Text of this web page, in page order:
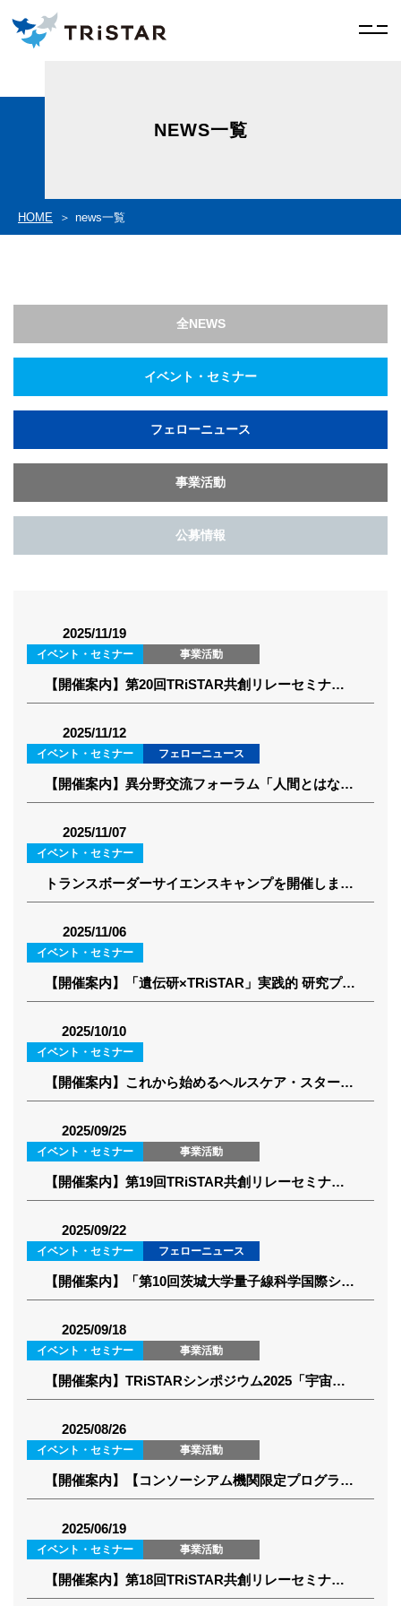
NEWS一覧
HOME news一覧
全NEWS
イベント・セミナー
フェローニュース
事業活動
公募情報
2025/11/19
イベント・セミナー 事業活動
【開催案内】第20回TRiSTAR共創リレーセミナー(2025年12月17日)
2025/11/12
イベント・セミナー フェローニュース
【開催案内】異分野交流フォーラム「人間とはなにか」 (2025年12月1日)
2025/11/07
イベント・セミナー
トランスボーダーサイエンスキャンプを開催しました（2025年9月10ー11日）
2025/11/06
イベント・セミナー
【開催案内】「遺伝研×TRiSTAR」実践的 研究プレゼンテーション講座（2025）（2025年12月8-10, 15-17）
2025/10/10
イベント・セミナー
【開催案内】これから始めるヘルスケア・スタートアップ講座（第1回 11/8、第2回 11/22、第3回 12/6)
2025/09/25
イベント・セミナー 事業活動
【開催案内】第19回TRiSTAR共創リレーセミナー(2025年10月15日)
2025/09/22
イベント・セミナー フェローニュース
【開催案内】「第10回茨城大学量子線科学国際シンポジウム」（2025年10月9日～10月11日開催）
2025/09/18
イベント・セミナー 事業活動
【開催案内】TRiSTARシンポジウム2025「宇宙（ソラ）リウム」 (2025年10月29日)
2025/08/26
イベント・セミナー 事業活動
【開催案内】【コンソーシアム機関限定プログラム】第2回TRiSTAR国際交流セミナー(2025年9月12日)
2025/06/19
イベント・セミナー 事業活動
【開催案内】第18回TRiSTAR共創リレーセミナー(2025年7月16日)